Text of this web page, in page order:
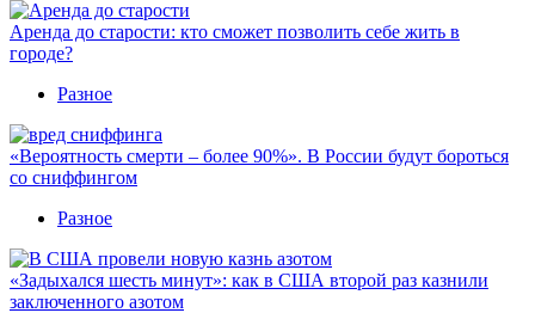
Аренда до старости: кто сможет позволить себе жить в
городе?
Разное
«Вероятность смерти – более 90%». В России будут бороться
со сниффингом
Разное
«Задыхался шесть минут»: как в США второй раз казнили
заключенного азотом